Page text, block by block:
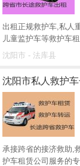
出租正规救护车,私人
儿童监护车等救护车
沈阳市 - 法库县
沈阳市私人救护
承接跨省的接济救助,
护车租赁公司服务的